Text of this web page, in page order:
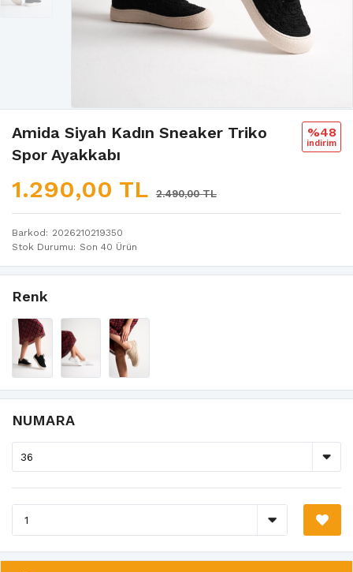
Amida Siyah Kadın Sneaker Triko
Spor Ayakkabı
1.290,00 TL 2.490,00 TL
%48
i̇ndi̇ri̇m
Barkod
2026210219350
Stok Durumu
Son 40 Ürün
Renk
NUMARA